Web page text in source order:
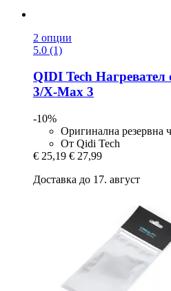
2 опции
5.0 (1)
QIDI Tech Нагревател
3/X-​Max 3
-10%
Оригинална резервна
От Qidi Tech
€ 25,19 € 27,99
Доставка до 17. август